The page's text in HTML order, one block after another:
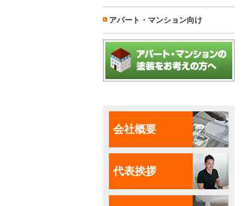
アパート・マンション向け
会社概要
代表挨拶